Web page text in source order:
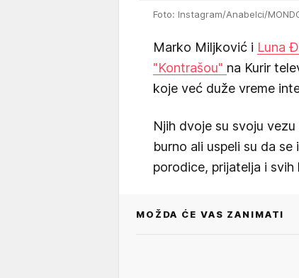
Foto: Instagram/Anabelci/
Marko Miljković i Luna
"Kontrašou" na Kurir
koje već duže vreme
Njih dvoje su svoju
burno ali uspeli su da
porodice, prijatelja i
MOŽDA ĆE VAS ZANIMATI